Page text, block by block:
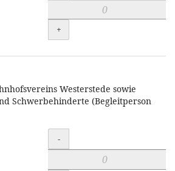
+
Westerstede sowie
Schwerbehinderte (Begleitperson
Menge
-